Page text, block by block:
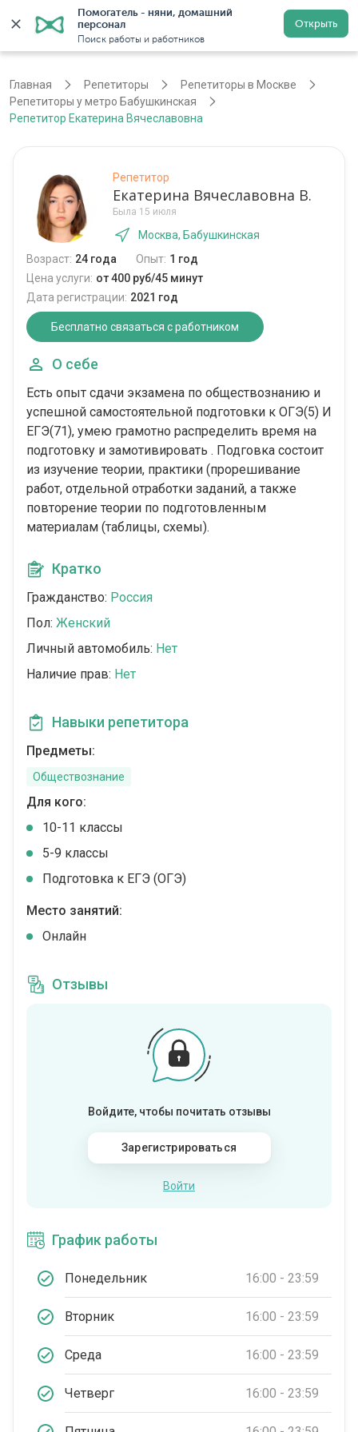
Помогатель - няни, домашний
персонал
Поиск работы и работников
Открыть
Регистрация
Главная Репетиторы
Репетиторы в Москве
Репетиторы у метро Бабушкинская
Репетитор Екатерина Вячеславовна
Репетитор
Екатерина Вячеславовна В.
Была 15 июля
Москва, Бабушкинская
Возраст: 24 года Опыт: 1 год
Цена услуги: от 400 руб/45 минут
Дата регистрации: 2021 год
Бесплатно связаться с работником
О себе
Есть опыт сдачи экзамена по обществознанию и
успешной самостоятельной подготовки к ОГЭ(5) И
ЕГЭ(71), умею грамотно распределить время на
подготовку и замотивировать . Подговка состоит
из изучение теории, практики (прорешивание
работ, отдельной отработки заданий, а также
повторение теории по подготовленным
материалам (таблицы, схемы).
Кратко
Гражданство: Россия
Пол: Женский
Личный автомобиль: Нет
Наличие прав: Нет
Навыки репетитора
Предметы:
Обществознание
Для кого:
10-11 классы
5-9 классы
Подготовка к ЕГЭ (ОГЭ)
Место занятий:
Онлайн
Отзывы
Войдите, чтобы почитать отзывы
Зарегистрироваться
Войти
График работы
Понедельник 16:00 - 23:59
Вторник 16:00 - 23:59
Среда 16:00 - 23:59
Четверг 16:00 - 23:59